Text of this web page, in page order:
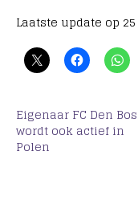
Laatste update op
Eigenaar FC Den
wordt ook actief in
Polen